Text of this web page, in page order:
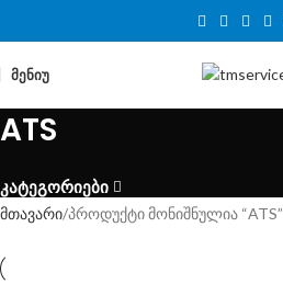
ᲛᲔᲜᲘᲣ
ATS
კატეგორიები
მთავარი პროდუქტი მონიშნულია “ATS”